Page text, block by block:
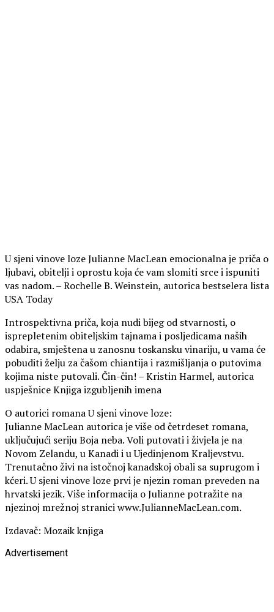
U sjeni vinove loze Julianne MacLean emocionalna je priča o
ljubavi, obitelji i oprostu koja će vam slomiti srce i ispuniti
vas nadom. – Rochelle B. Weinstein, autorica bestselera lista
USA Today
Introspektivna priča, koja nudi bijeg od stvarnosti, o
isprepletenim obiteljskim tajnama i posljedicama naših
odabira, smještena u zanosnu toskansku vinariju, u vama će
pobuditi želju za čašom chiantija i razmišljanja o putovima
kojima niste putovali. Čin-čin! – Kristin Harmel, autorica
uspješnice Knjiga izgubljenih imena
O autorici romana U sjeni vinove loze:
Julianne MacLean autorica je više od četrdeset romana,
uključujući seriju Boja neba. Voli putovati i živjela je na
Novom Zelandu, u Kanadi i u Ujedinjenom Kraljevstvu.
Trenutačno živi na istočnoj kanadskoj obali sa suprugom i
kćeri. U sjeni vinove loze prvi je njezin roman preveden na
hrvatski jezik. Više informacija o Julianne potražite na
njezinoj mrežnoj stranici www.JulianneMacLean.com.
Izdavač: Mozaik knjiga
Advertisement